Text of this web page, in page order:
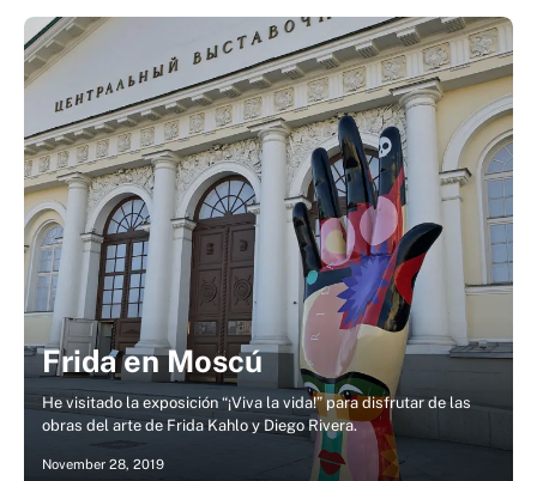
Frida en Moscú
He visitado la exposición “¡Viva la vida!” para disfrutar de las
obras del arte de Frida Kahlo y Diego Rivera.
November 28, 2019